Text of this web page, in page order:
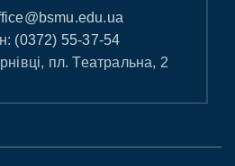
(0372) 55-37-54
пл. Театральна, 2